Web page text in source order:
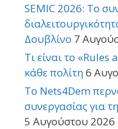
SEMIC 2026: Το
Δουβλίνο 7
Τι είναι το «Rules
κάθε πολίτη6
Το Nets4Dem
συνεργασίας για
5 Αυγούστου 2026